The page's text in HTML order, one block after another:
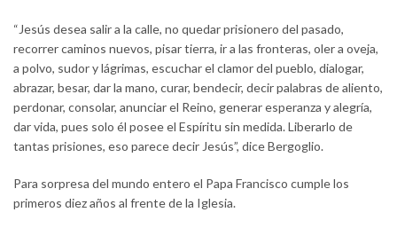
“Jesús desea salir a la calle, no quedar prisionero del pasado,
recorrer caminos nuevos, pisar tierra, ir a las fronteras, oler a oveja,
a polvo, sudor y lágrimas, escuchar el clamor del pueblo, dialogar,
abrazar, besar, dar la mano, curar, bendecir, decir palabras de aliento,
perdonar, consolar, anunciar el Reino, generar esperanza y alegría,
dar vida, pues solo él posee el Espíritu sin medida. Liberarlo de
tantas prisiones, eso parece decir Jesús”, dice Bergoglio.
Para sorpresa del mundo entero el Papa Francisco cumple los
primeros diez años al frente de la Iglesia.